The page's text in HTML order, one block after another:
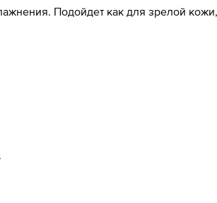
Подойдет как для зрелой